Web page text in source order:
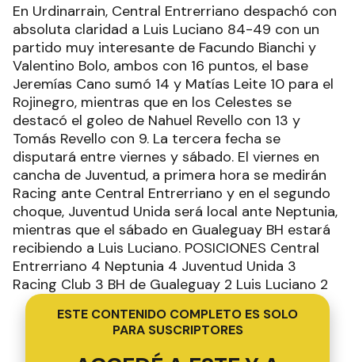
En Urdinarrain, Central Entrerriano despachó con
absoluta claridad a Luis Luciano 84-49 con un
partido muy interesante de Facundo Bianchi y
Valentino Bolo, ambos con 16 puntos, el base
Jeremías Cano sumó 14 y Matías Leite 10 para el
Rojinegro, mientras que en los Celestes se
destacó el goleo de Nahuel Revello con 13 y
Tomás Revello con 9. La tercera fecha se
disputará entre viernes y sábado. El viernes en
cancha de Juventud, a primera hora se medirán
Racing ante Central Entrerriano y en el segundo
choque, Juventud Unida será local ante Neptunia,
mientras que el sábado en Gualeguay BH estará
recibiendo a Luis Luciano. POSICIONES Central
Entrerriano 4 Neptunia 4 Juventud Unida 3
Racing Club 3 BH de Gualeguay 2 Luis Luciano 2
ESTE CONTENIDO COMPLETO ES SOLO
PARA SUSCRIPTORES